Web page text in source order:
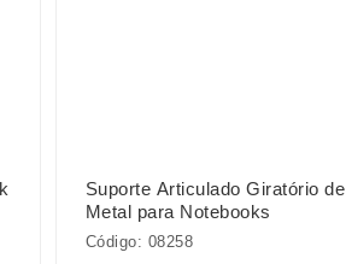
Suporte Articulado Giratório de
Metal para Notebooks
Código: 08258